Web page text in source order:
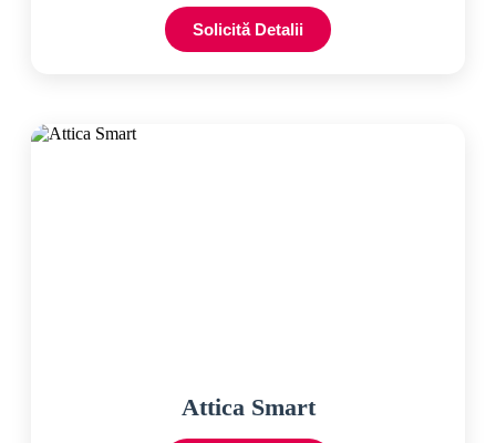
Solicită Detalii
Attica Smart